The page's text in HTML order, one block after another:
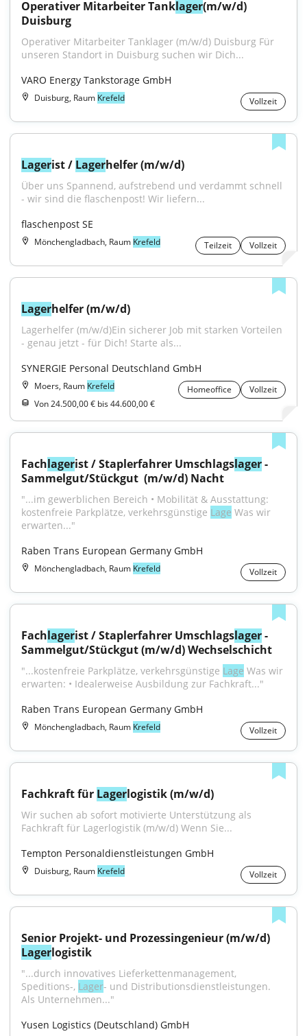
Operativer Mitarbeiter Tanklager(m/w/d)
Duisburg
Operativer Mitarbeiter Tanklager (m/w/d) Duisburg Für
unseren Standort in Duisburg suchen wir Dich...
VARO Energy Tankstorage GmbH
Duisburg, Raum Krefeld Vollzeit
Lagerist / Lagerhelfer (m/w/d)
Über uns Spannend, aufstrebend und verdammt schnell
- wir sind die flaschenpost! Wir liefern...
flaschenpost SE
Mönchengladbach, Raum Krefeld Teilzeit Vollzeit
Lagerhelfer (m/w/d)
Lagerhelfer (m/w/d)Ein sicherer Job mit starken Vorteilen
- genau jetzt - für Dich! Starte als...
SYNERGIE Personal Deutschland GmbH
Moers, Raum Krefeld Homeoffice
Vollzeit
Von 24.500,00 € bis 44.600,00 €
Fachlagerist / Staplerfahrer Umschlagslager -
Sammelgut/Stückgut ​ (m/w/d) Nacht
"...im gewerblichen Bereich • Mobilität & Ausstattung:
kostenfreie Parkplätze, verkehrsgünstige Lage Was wir
erwarten..."
Raben Trans European Germany GmbH
Mönchengladbach, Raum Krefeld Vollzeit
Fachlagerist / Staplerfahrer Umschlagslager -
Sammelgut/Stückgut​ (m/w/d) Wechselschicht
"...kostenfreie Parkplätze, verkehrsgünstige Lage Was wir
erwarten: • Idealerweise Ausbildung zur Fachkraft..."
Raben Trans European Germany GmbH
Mönchengladbach, Raum Krefeld Vollzeit
Fachkraft für Lagerlogistik (m/w/d)
Wir suchen ab sofort motivierte Unterstützung als
Fachkraft für Lagerlogistik (m/w/d) Wenn Sie...
Tempton Personaldienstleistungen GmbH
Duisburg, Raum Krefeld Vollzeit
Lagerlogistik
"...durch innovatives Lieferkettenmanagement,
Speditions-, Lager- und Distributionsdienstleistungen.
Als Unternehmen..."
Yusen Logistics (Deutschland) GmbH